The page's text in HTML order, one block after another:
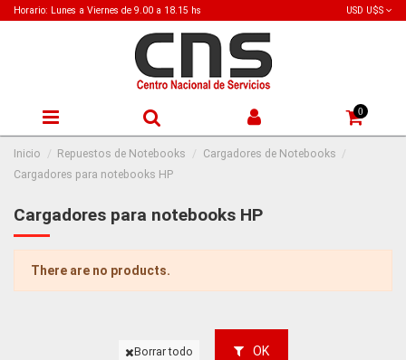
Horario: Lunes a Viernes de 9.00 a 18.15 hs USD U$S
0
Inicio Repuestos de Notebooks
Cargadores de Notebooks
Cargadores para notebooks HP
Cargadores para notebooks HP
There are no products.
Borrar todo OK